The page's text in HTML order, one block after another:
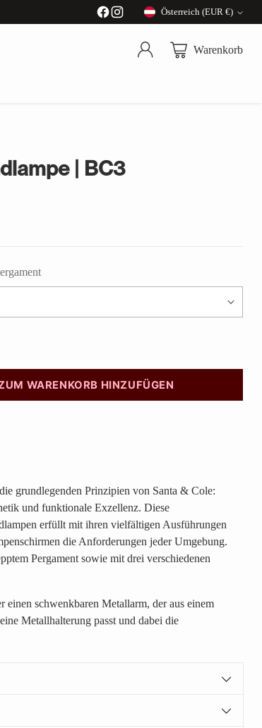
Währung
Österreich (EUR €)
Warenkorb
| BC3
WARENKORB HINZUFÜGEN
grundlegenden Prinzipien von Santa & Cole:
und funktionale Exzellenz. Diese
erfüllt mit ihren vielfältigen Ausführungen
die Anforderungen jeder Umgebung.
Pergament sowie mit drei verschiedenen
schwenkbaren Metallarm, der aus einem
Metallhalterung passt und dabei die